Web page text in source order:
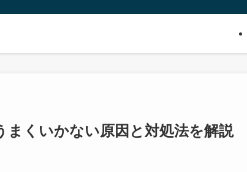
まくいかない原因と対処法を解説